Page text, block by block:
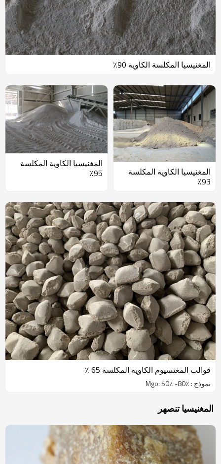
المغنيسيا المكلسة الكاوية 90٪
المغنيسيا الكاوية المكلسة
93٪
المغنيسيا الكاوية المكلسة
95٪
قوالب المغنسيوم الكاوية المكلسة 65 ٪
نموذج : Mgo: 50٪ -80٪
المغنيسيا تنصهر